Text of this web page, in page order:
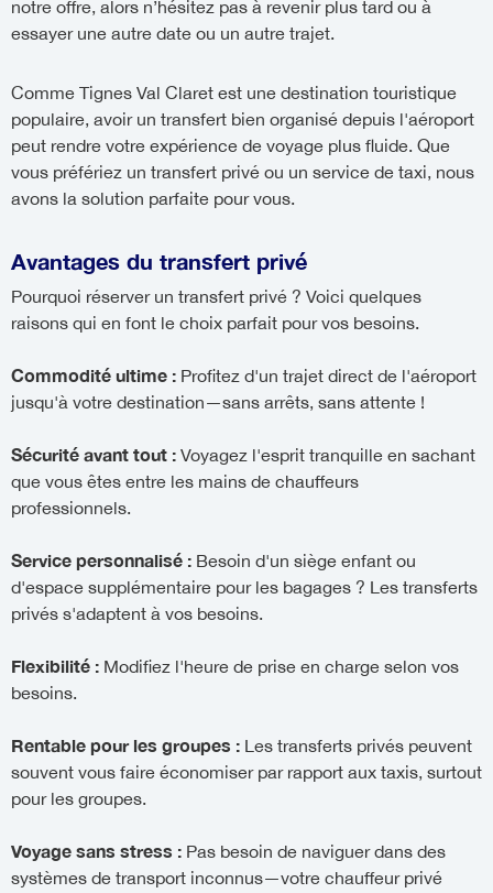
notre offre, alors n’hésitez pas à revenir plus tard ou à
essayer une autre date ou un autre trajet.
Comme Tignes Val Claret est une destination touristique
populaire, avoir un transfert bien organisé depuis l'aéroport
peut rendre votre expérience de voyage plus fluide. Que
vous préfériez un transfert privé ou un service de taxi, nous
avons la solution parfaite pour vous.
Avantages du transfert privé
Pourquoi réserver un transfert privé ? Voici quelques
raisons qui en font le choix parfait pour vos besoins.
Commodité ultime : Profitez d'un trajet direct de l'aéroport
jusqu'à votre destination—sans arrêts, sans attente !
Sécurité avant tout : Voyagez l'esprit tranquille en sachant
que vous êtes entre les mains de chauffeurs
professionnels.
Service personnalisé : Besoin d'un siège enfant ou
d'espace supplémentaire pour les bagages ? Les transferts
privés s'adaptent à vos besoins.
Flexibilité : Modifiez l'heure de prise en charge selon vos
besoins.
Rentable pour les groupes : Les transferts privés peuvent
souvent vous faire économiser par rapport aux taxis, surtout
pour les groupes.
Voyage sans stress : Pas besoin de naviguer dans des
systèmes de transport inconnus—votre chauffeur privé